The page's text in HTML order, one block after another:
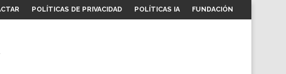
POLÍTICAS DE PRIVACIDAD POLÍTICAS IA FUNDACIÓN